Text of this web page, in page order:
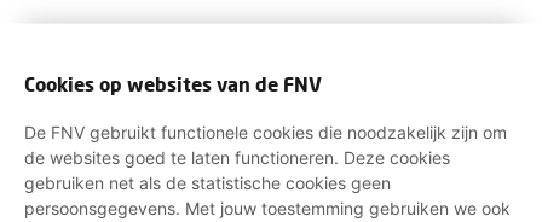
Cookies op websites van de FNV
De FNV gebruikt functionele cookies die noodzakelijk zijn om
de websites goed te laten functioneren. Deze cookies
gebruiken net als de statistische cookies geen
persoonsgegevens. Met jouw toestemming gebruiken we ook